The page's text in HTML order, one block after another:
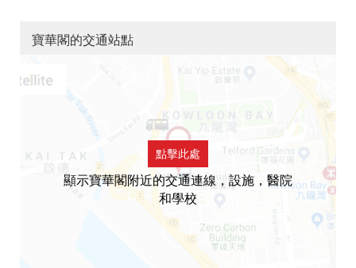
寶華閣的交通站點
點擊此處
顯示寶華閣附近的交通連線，設施，醫院
和學校